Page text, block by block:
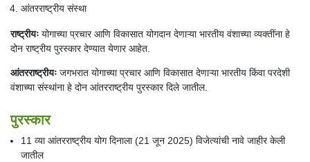
आंतरराष्ट्रीय संस्था
राष्ट्रीयः योगाच्या प्रचार आणि विकासात योगदान देणाऱ्या भारतीय वंशाच्या व्यक्तींना हे
दोन राष्ट्रीय पुरस्कार देण्यात येणार आहेत.
आंतरराष्ट्रीयः जगभरात योगाच्या प्रचार आणि विकासात देणाऱ्या भारतीय किंवा परदेशी
वंशाच्या संस्थांना हे दोन आंतरराष्ट्रीय पुरस्कार दिले जातील.
पुरस्कार
11 व्या आंतरराष्ट्रीय योग दिनाला (21 जून 2025) विजेत्यांची नावे जाहीर केली
जातील